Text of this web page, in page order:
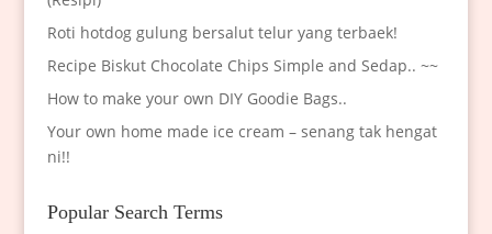
Roti hotdog gulung bersalut telur yang terbaek!
Recipe Biskut Chocolate Chips Simple and Sedap.. ~~
How to make your own DIY Goodie Bags..
Your own home made ice cream – senang tak hengat
ni!!
Popular Search Terms